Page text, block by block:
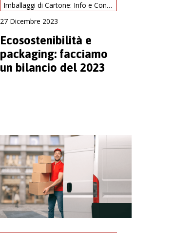
Imballaggi di Cartone: Info e Consigli
27 Dicembre 2023
Ecosostenibilità e
packaging: facciamo
un bilancio del 2023